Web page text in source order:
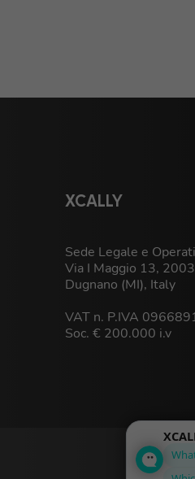
XCALLY
Sede Legale e
Via I Maggio 13,
Dugnano (MI), Italy
VAT n. P.IVA
Soc. € 200.000 i.v